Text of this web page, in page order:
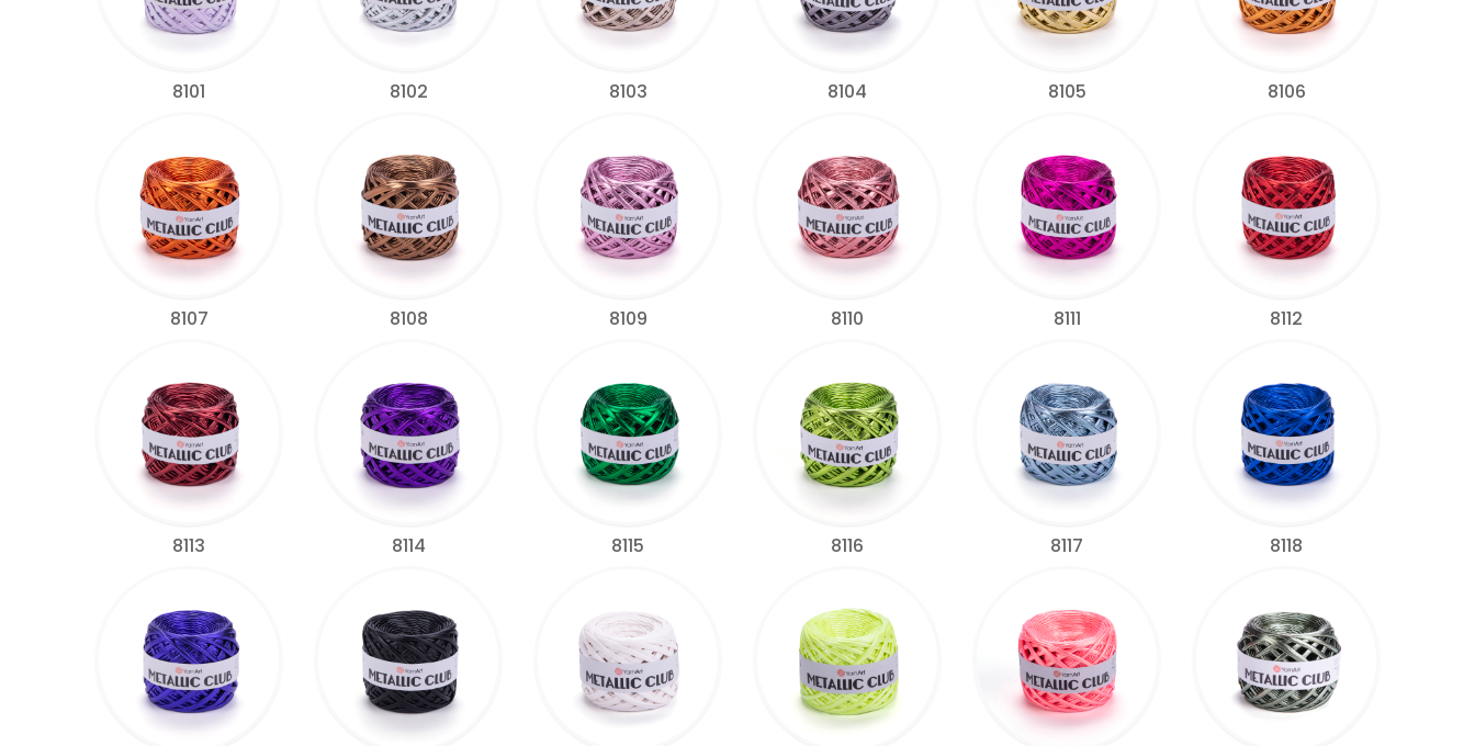
8101 8102 8103 8104 8105 8106
8107 8108 8109 8110 8111 8112
8113 8114 8115 8116 8117 8118